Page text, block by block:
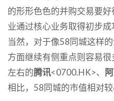
的形形色色的并购交易要
业通过核心业务取得初步成
当然，对于像58同城这样
方面继续有侧重点则容易
左右的腾讯<0700.HK>、
相比，58同城的市值相对较